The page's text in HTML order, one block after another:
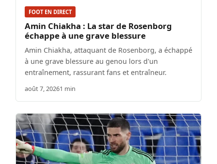
FOOT EN DIRECT
Amin Chiakha : La star de Rosenborg
échappe à une grave blessure
Amin Chiakha, attaquant de Rosenborg, a échappé
à une grave blessure au genou lors d'un
entraînement, rassurant fans et entraîneur.
août 7, 20261 min